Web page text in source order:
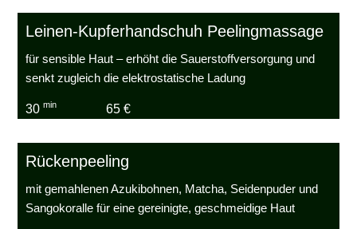
Leinen-Kupferhandschuh Peelingmassage
für sensible Haut – erhöht die Sauerstoffversorgung und
senkt zugleich die elektrostatische Ladung
30min 65 €
Rückenpeeling
mit gemahlenen Azukibohnen, Matcha, Seidenpuder und
Sangokoralle für eine gereinigte, geschmeidige Haut